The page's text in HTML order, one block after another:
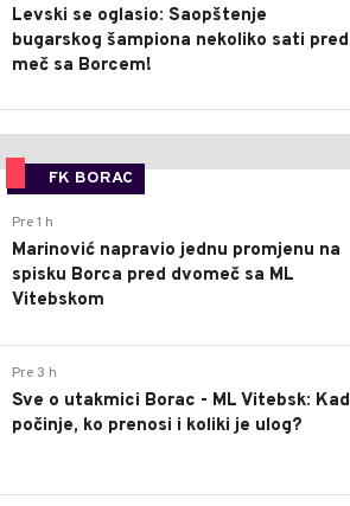
Levski se oglasio: Saopštenje
bugarskog šampiona nekoliko sati pred
meč sa Borcem!
FK BORAC
Pre 1 h
Marinović napravio jednu promjenu na
spisku Borca pred dvomeč sa ML
Vitebskom
Pre 3 h
Sve o utakmici Borac - ML Vitebsk: Kad
počinje, ko prenosi i koliki je ulog?